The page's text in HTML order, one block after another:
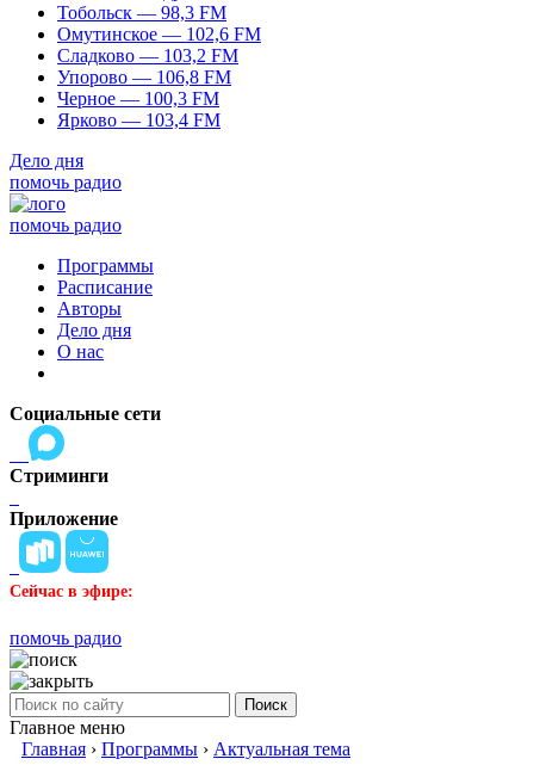
Тобольск — 98,3 FM
Омутинское — 102,6 FM
Сладково — 103,2 FM
Упорово — 106,8 FM
Черное — 100,3 FM
Ярково — 103,4 FM
Дело дня
помочь радио
помочь радио
Программы
Расписание
Авторы
Дело дня
О нас
Социальные сети
Стриминги
Приложение
Сейчас в эфире:
помочь радио
Поиск
Главное меню
Главная › Программы › Актуальная тема